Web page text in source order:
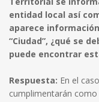
entidad local así
aparece
“Ciudad”, ¿qué se
puede encontrar
Respuesta: En el
cumplimentarán